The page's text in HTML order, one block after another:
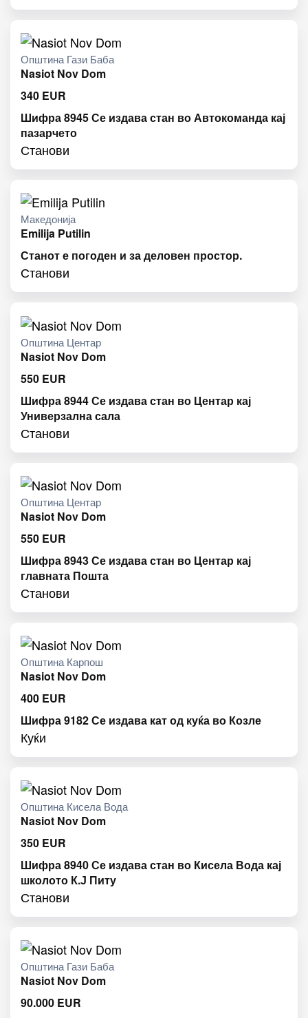
Општина Гази Баба
Nasiot Nov Dom
340 EUR
Шифра 8945 Се издава стан во Автокоманда кај
пазарчето
Станови
Македонија
Emilija Putilin
Станот е погоден и за деловен простор.
Станови
Општина Центар
Nasiot Nov Dom
550 EUR
Шифра 8944 Се издава стан во Центар кај
Универзална сала
Станови
Општина Центар
Nasiot Nov Dom
550 EUR
Шифра 8943 Се издава стан во Центар кај
главната Пошта
Станови
Општина Карпош
Nasiot Nov Dom
400 EUR
Шифра 9182 Се издава кат од куќа во Козле
Куќи
Општина Кисела Вода
Nasiot Nov Dom
350 EUR
Шифра 8940 Се издава стан во Кисела Вода кај
школото К.Ј Питу
Станови
Општина Гази Баба
Nasiot Nov Dom
90.000 EUR